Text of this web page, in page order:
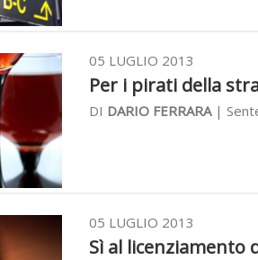
05 LUGLIO 2013
Per i pirati della
DI DARIO FERRARA|
05 LUGLIO 2013
Sì al licenziamento